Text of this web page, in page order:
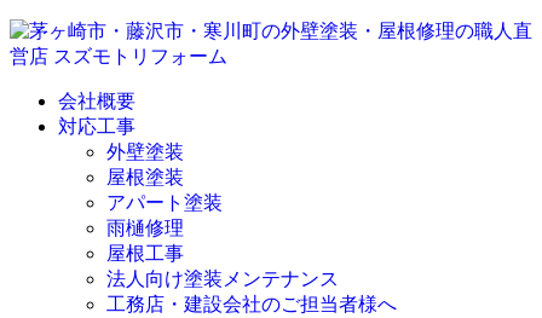
会社概要
対応工事
外壁塗装
屋根塗装
アパート塗装
雨樋修理
屋根工事
法人向け塗装メンテナンス
工務店・建設会社のご担当者様へ